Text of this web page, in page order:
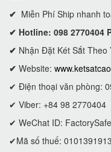
✔ Miễn Phí Ship nhanh
✔ Hotline: 098 2770404
✔ Nhận Đặt Két Sắt Theo
✔ Website:
✔ Điện thoại văn phòng:
✔ Viber: +84 98 2770404
✔ WeChat ID:
✔Mã số thuế: 0101391913